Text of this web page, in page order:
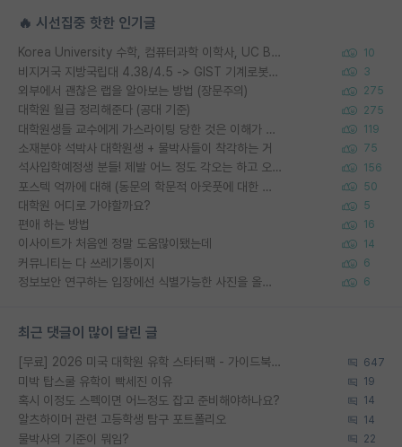
🔥 시선집중 핫한 인기글
Korea University 수학, 컴퓨터과학 이학사, UC Berkeley 산업공학 대학원 공학박사가 되는 것은 쉽지 않겠죠? 10
비지거국 지방국립대 4.38/4.5 -> GIST 기계로봇공학과 석사 3
외부에서 괜찮은 랩을 알아보는 방법 (장문주의) 275
대학원 월급 정리해준다 (공대 기준) 275
대학원생들 교수에게 가스라이팅 당한 것은 이해가 갑니다. 안타깝네요. 119
소재분야 석박사 대학원생 + 물박사들이 착각하는 거 75
석사입학예정생 분들! 제발 어느 정도 각오는 하고 오세요. 156
포스텍 억까에 대해 (동문의 학문적 아웃풋에 대한 반박) 50
대학원 어디로 가야할까요? 5
편애 하는 방법 16
이사이트가 처음엔 정말 도움많이됐는데 14
커뮤니티는 다 쓰레기통이지 6
정보보안 연구하는 입장에선 식별가능한 사진을 올리는건 비추이긴함 6
최근 댓글이 많이 달린 글
[무료] 2026 미국 대학원 유학 스타터팩 - 가이드북 & 합격자 컨택메일 템플릿 647
미박 탑스쿨 유학이 빡세진 이유 19
혹시 이정도 스펙이면 어느정도 잡고 준비해야하나요? 14
알츠하이머 관련 고등학생 탐구 포트폴리오 14
물박사의 기준이 뭐임? 22